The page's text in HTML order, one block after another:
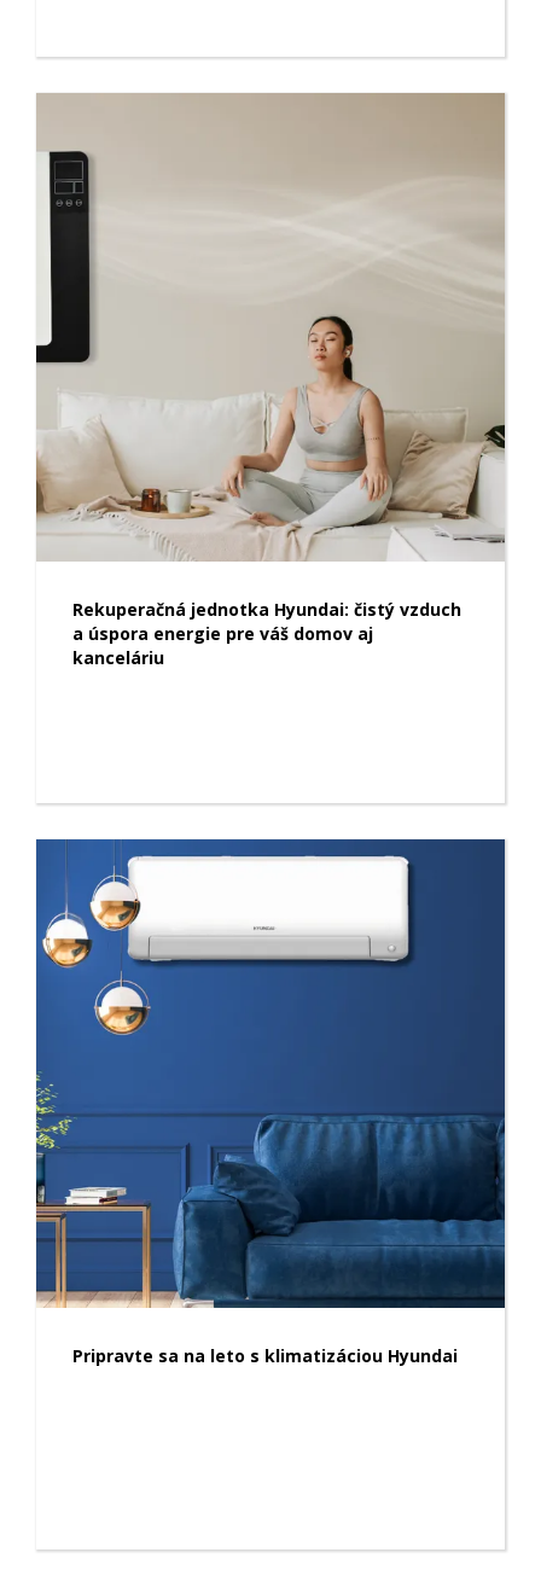
Rekuperačná jednotka Hyundai: čistý vzduch
a úspora energie pre váš domov aj
kanceláriu
Pripravte sa na leto s klimatizáciou Hyundai